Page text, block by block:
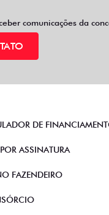
e incentivos fiscais,